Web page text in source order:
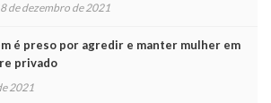
de dezembro de 2021
é preso por agredir e manter mulher em
privado
2021